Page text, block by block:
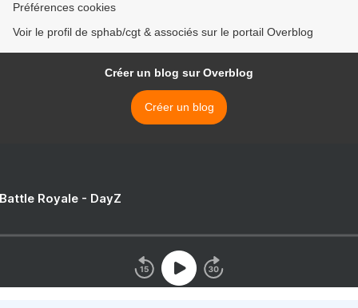
Préférences cookies
Voir le profil de sphab/cgt & associés sur le portail Overblog
Créer un blog sur Overblog
Créer un blog
Royale - DayZ